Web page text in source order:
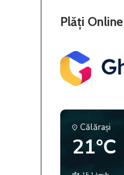
Plăți Online
Călăraşi
21°C